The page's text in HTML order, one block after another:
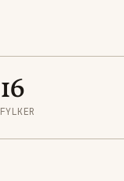
16
FYLKER